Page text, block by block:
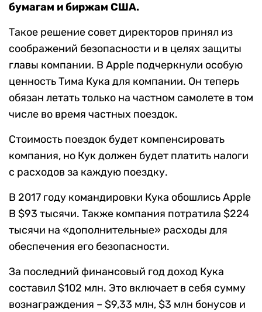
бумагам и биржам США.
Такое решение совет директоров принял из
соображений безопасности и в целях защиты
главы компании. В Apple подчеркнули особую
ценность Тима Кука для компании. Он теперь
обязан летать только на частном самолете в том
числе во время частных поездок.
Стоимость поездок будет компенсировать
компания, но Кук должен будет платить налоги
с расходов за каждую поездку.
В 2017 году командировки Кука обошлись Apple
В $93 тысячи. Также компания потратила $224
тысячи на «дополнительные» расходы для
обеспечения его безопасности.
За последний финансовый год доход Кука
составил $102 млн. Это включает в себя сумму
вознаграждения – $9,33 млн, $3 млн бонусов и